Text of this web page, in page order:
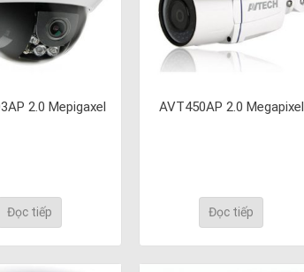
2.0 Mepigaxel
Đọc tiếp
AVT450AP 2.0 Megapixel
Đọc tiếp